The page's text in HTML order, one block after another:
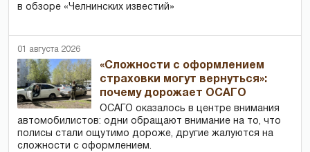
в обзоре «Челнинских известий»
01 августа 2026
«Сложности с оформлением
страховки могут вернуться»:
почему дорожает ОСАГО
ОСАГО оказалось в центре внимания
автомобилистов: одни обращают внимание на то, что
полисы стали ощутимо дороже, другие жалуются на
сложности с оформлением.